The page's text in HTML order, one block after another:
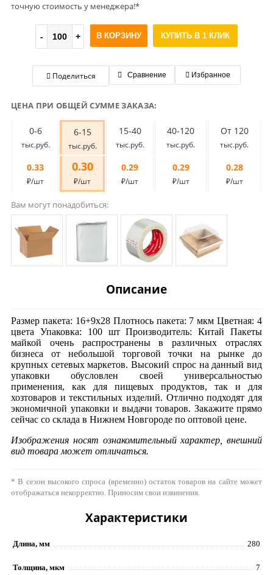
точную стоимость у менеджера!*
В КОРЗИНУ КУПИТЬ В 1 КЛИК
Поделиться Сравнение Избранное
ЦЕНА ПРИ ОБЩЕЙ СУММЕ ЗАКАЗА:
0-6
тыс.руб.
6-15
тыс.руб.
15-40
тыс.руб.
40-120
тыс.руб.
От 120
тыс.руб.
0.33
₽/шт
0.30
₽/шт
0.29
₽/шт
0.29
₽/шт
0.28
₽/шт
Вам могут понадобиться:
Описание
Размер пакета: 16+9x28 Плотнось пакета: 7 мкм Цветная: 4
цвета Упаковка: 100 шт Производитель: Китай Пакеты
майкой очень распространены в различных отраслях
бизнеса от небольшой торговой точки на рынке до
крупных сетевых маркетов. Высокий спрос на данный вид
упаковки обусловлен своей универсальностью
применения, как для пищевых продуктов, так и для
хозтоваров и текстильных изделий. Отлично подходят для
экономичной упаковки и выдачи товаров. Закажите прямо
сейчас со склада в Нижнем Новгороде по оптовой цене.
Изображения носят ознакомительный характер, внешний
вид товара может отличаться.
* В сезон высокого спроса (временно) остаток товаров на сайте может
отображаться некорректно. Приносим свои извинения.
Характеристики
Длина, мм 280
Толщина, мкм 7